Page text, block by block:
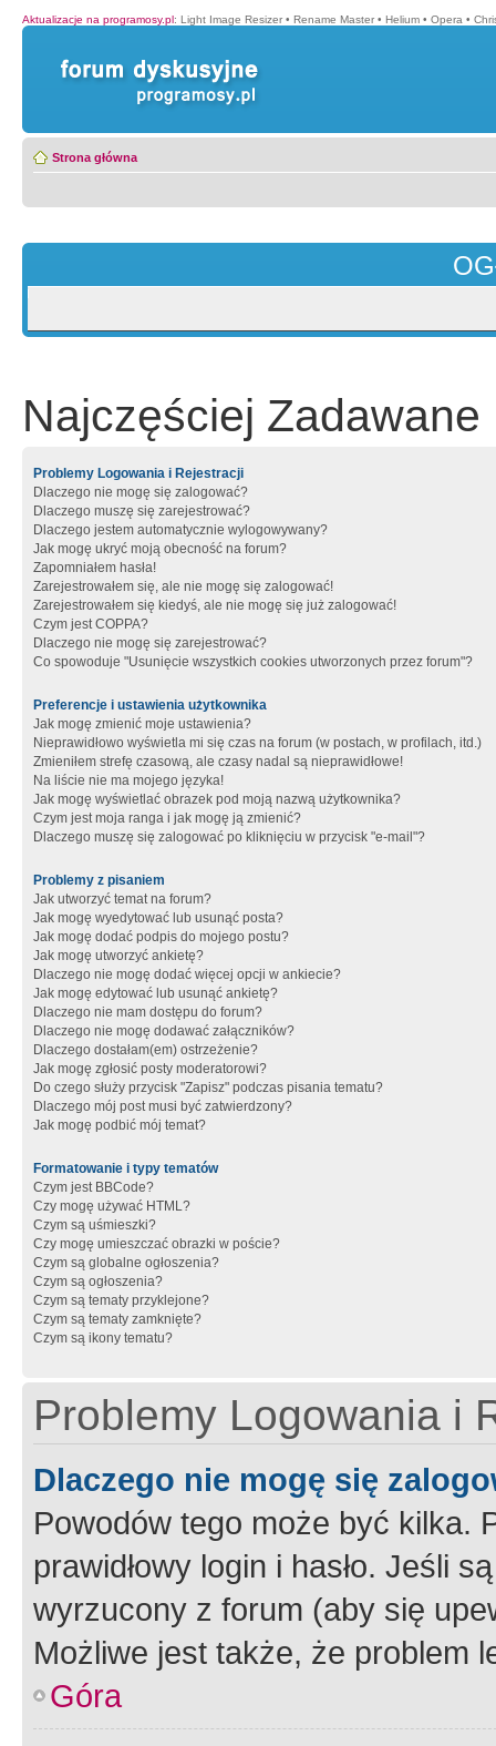
Aktualizacje na programosy.pl: Light Image Resizer • Rename Master • Helium • Opera •
Strona główna
Najczęściej Zadawane
Problemy Logowania i Rejestracji
Dlaczego nie mogę się zalogować?
Dlaczego muszę się zarejestrować?
Dlaczego jestem automatycznie wylogowywany?
Jak mogę ukryć moją obecność na forum?
Zapomniałem hasła!
Zarejestrowałem się, ale nie mogę się zalogować!
Zarejestrowałem się kiedyś, ale nie mogę się już zalogować!
Czym jest COPPA?
Dlaczego nie mogę się zarejestrować?
Co spowoduje "Usunięcie wszystkich cookies utworzonych przez forum"?
Preferencje i ustawienia użytkownika
Jak mogę zmienić moje ustawienia?
Nieprawidłowo wyświetla mi się czas na forum (w postach, w profilach, itd.)
Zmieniłem strefę czasową, ale czasy nadal są nieprawidłowe!
Na liście nie ma mojego języka!
Jak mogę wyświetlać obrazek pod moją nazwą użytkownika?
Czym jest moja ranga i jak mogę ją zmienić?
Dlaczego muszę się zalogować po kliknięciu w przycisk "e-mail"?
Problemy z pisaniem
Jak utworzyć temat na forum?
Jak mogę wyedytować lub usunąć posta?
Jak mogę dodać podpis do mojego postu?
Jak mogę utworzyć ankietę?
Dlaczego nie mogę dodać więcej opcji w ankiecie?
Jak mogę edytować lub usunąć ankietę?
Dlaczego nie mam dostępu do forum?
Dlaczego nie mogę dodawać załączników?
Dlaczego dostałam(em) ostrzeżenie?
Jak mogę zgłosić posty moderatorowi?
Do czego służy przycisk "Zapisz" podczas pisania tematu?
Dlaczego mój post musi być zatwierdzony?
Jak mogę podbić mój temat?
Formatowanie i typy tematów
Czym jest BBCode?
Czy mogę używać HTML?
Czym są uśmieszki?
Czy mogę umieszczać obrazki w poście?
Czym są globalne ogłoszenia?
Czym są ogłoszenia?
Czym są tematy przyklejone?
Czym są tematy zamknięte?
Czym są ikony tematu?
Problemy Logowania i
Dlaczego nie mogę się
Powodów tego może być kilka.
prawidłowy login i hasło. Jeśli
wyrzucony z forum (aby się
Możliwe jest także, że problem
Góra